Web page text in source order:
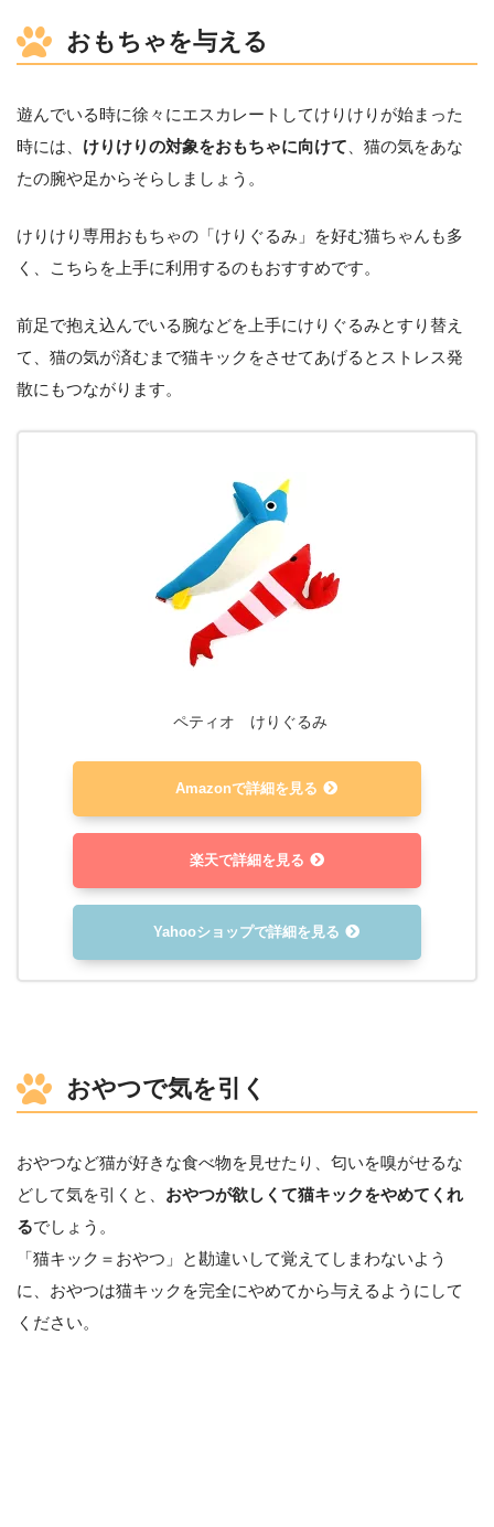
おもちゃを与える
遊んでいる時に徐々にエスカレートしてけりけりが始まった
時には、 けりけりの対象をおもちゃに向けて 、猫の気をあな
たの腕や足からそらしましょう。
けりけり専用おもちゃの「けりぐるみ」を好む猫ちゃんも多
く、こちらを上手に利用するのもおすすめです。
前足で抱え込んでいる腕などを上手にけりぐるみとすり替え
て、猫の気が済むまで猫キックをさせてあげるとストレス発
散にもつながります。
ペティオ けりぐるみ
Amazonで詳細を見る
楽天で詳細を見る
Yahooショップで詳細を見る
おやつで気を引く
おやつなど猫が好きな食べ物を見せたり、匂いを嗅がせるな
どして気を引くと、 おやつが欲しくて猫キックをやめてくれ
るでしょう。
「猫キック＝おやつ」と勘違いして覚えてしまわないよう
に、おやつは猫キックを完全にやめてから与えるようにして
ください。